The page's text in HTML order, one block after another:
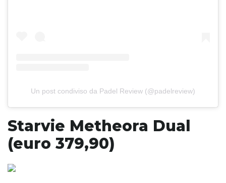
Un post condiviso da Padel Review (@padelreview)
Starvie Metheora Dual
(euro 379,90)